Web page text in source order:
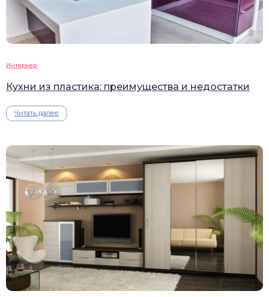
Интерьер
Кухни из пластика: преимущества и недостатки
Читать далее